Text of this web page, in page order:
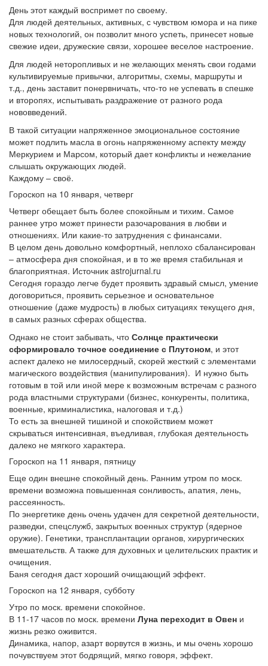
День этот каждый воспримет по своему.
Для людей деятельных, активных, с чувством юмора и на пике
новых технологий, он позволит много успеть, принесет новые
свежие идеи, дружеские связи, хорошее веселое настроение.
Для людей неторопливых и не желающих менять свои годами
культивируемые привычки, алгоритмы, схемы, маршруты и
т.д., день заставит понервничать, что-то не успевать в спешке
и второпях, испытывать раздражение от разного рода
нововведений.
В такой ситуации напряженное эмоциональное состояние
может подлить масла в огонь напряженному аспекту между
Меркурием и Марсом, который дает конфликты и нежелание
слышать окружающих людей.
Каждому – своё.
Гороскоп на 10 января, четверг
Четверг обещает быть более спокойным и тихим. Самое
раннее утро может принести разочарования в любви и
отношениях. Или какие-то затруднения с финансами.
В целом день довольно комфортный, неплохо сбалансирован
– атмосфера дня спокойная, и в то же время стабильная и
благоприятная. Источник astrojurnal.ru
Сегодня гораздо легче будет проявить здравый смысл, умение
договориться, проявить серьезное и основательное
отношение (даже мудрость) в любых ситуациях текущего дня,
в самых разных сферах общества.
Однако не стоит забывать, что Солнце практически
сформировало точное соединение с Плутоном, и этот
аспект далеко не милосердный, скорей жесткий с элементами
магического воздействия (манипулирования). И нужно быть
готовым в той или иной мере к возможным встречам с разного
рода властными структурами (бизнес, конкуренты, политика,
военные, криминалистика, налоговая и т.д.)
То есть за внешней тишиной и спокойствием может
скрываться интенсивная, въедливая, глубокая деятельность
далеко не мягкого характера.
Гороскоп на 11 января, пятницу
Еще один внешне спокойный день. Ранним утром по моск.
времени возможна повышенная сонливость, апатия, лень,
рассеянность.
По энергетике день очень удачен для секретной деятельности,
разведки, спецслужб, закрытых военных структур (ядерное
оружие). Генетики, трансплантации органов, хирургических
вмешательств. А также для духовных и целительских практик и
очищения.
Баня сегодня даст хороший очищающий эффект.
Гороскоп на 12 января, субботу
Утро по моск. времени спокойное.
В 11-17 часов по моск. времени Луна переходит в Овен и
жизнь резко оживится.
Динамика, напор, азарт ворвутся в жизнь, и мы очень хорошо
почувствуем этот бодрящий, мягко говоря, эффект.